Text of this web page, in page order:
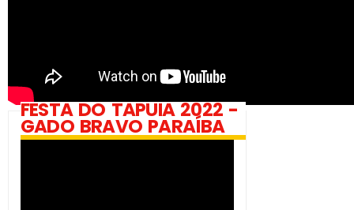
FESTA DO TAPUIA 2022 -
GADO BRAVO PARAÍBA